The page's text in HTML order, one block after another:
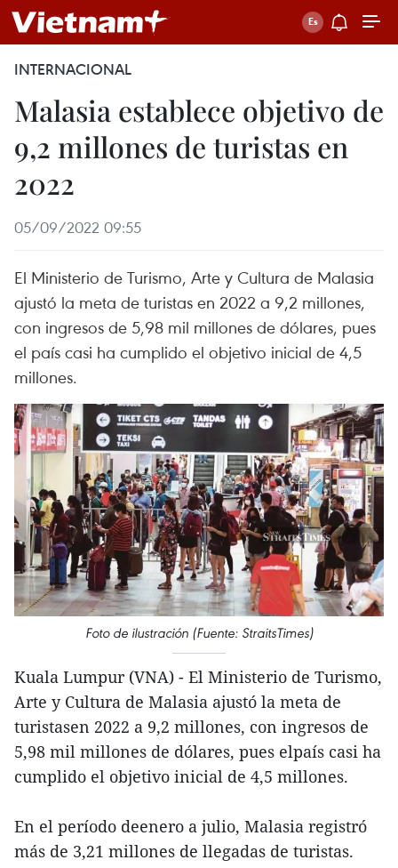
INTERNACIONAL
Malasia establece objetivo de
9,2 millones de turistas en
2022
05/09/2022 09:55
El Ministerio de Turismo, Arte y Cultura de Malasia
ajustó la meta de turistas en 2022 a 9,2 millones,
con ingresos de 5,98 mil millones de dólares, pues
el país casi ha cumplido el objetivo inicial de 4,5
millones.
Foto de ilustración (Fuente: StraitsTimes)
Kuala Lumpur (VNA) - El Ministerio de Turismo,
Arte y Cultura de Malasia ajustó la meta de
turistasen 2022 a 9,2 millones, con ingresos de
5,98 mil millones de dólares, pues elpaís casi ha
cumplido el objetivo inicial de 4,5 millones.
En el período deenero a julio, Malasia registró
más de 3,21 millones de llegadas de turistas.